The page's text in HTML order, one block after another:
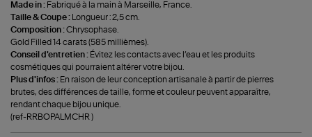
Made in : Fabriqué à la main à Marseille, France.
Taille & Coupe :
Longueur : 2,5 cm.
Composition :Chrysophase.
Gold Filled 14 carats (585 millièmes).
Conseil d'entretien : Évitez les contacts avec l’eau et les produits
cosmétiques qui pourraient altérer votre bijou.
Plus d'infos : En raison de leur conception artisanale à partir de pierres
brutes, des différences de taille, forme et couleur peuvent apparaître,
rendant chaque bijou unique.
(ref-RRBOPALMCHR )